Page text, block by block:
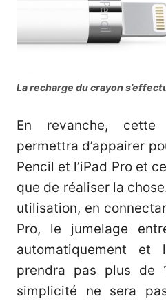
La recharge du crayon
En revanche, cette
permettra d’appairer
Pencil et l’iPad Pro et
que de réaliser la
utilisation, en
Pro, le jumelage
automatiquement et
prendra pas plus de
simplicité ne sera